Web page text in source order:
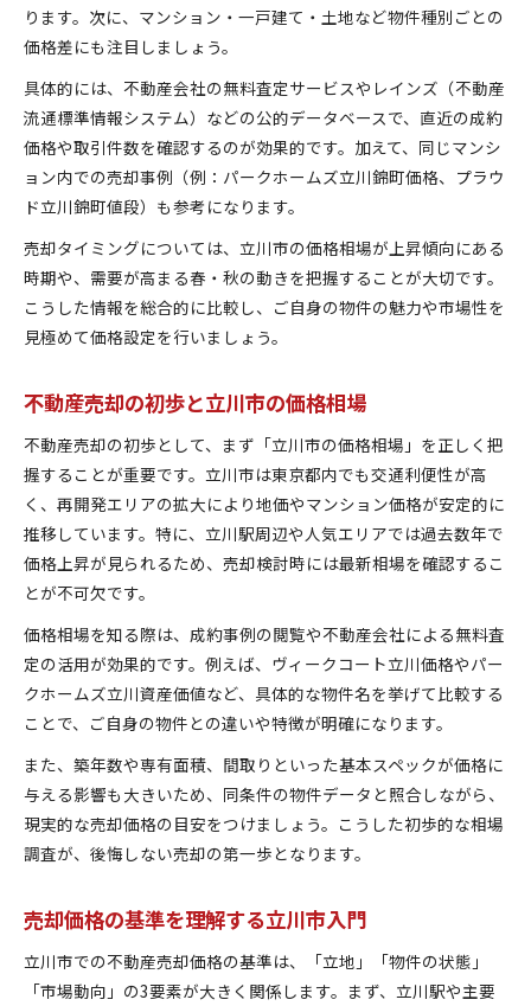
ります。次に、マンション・一戸建て・土地など物件種別ごとの
価格差にも注目しましょう。
具体的には、不動産会社の無料査定サービスやレインズ（不動産
流通標準情報システム）などの公的データベースで、直近の成約
価格や取引件数を確認するのが効果的です。加えて、同じマンシ
ョン内での売却事例（例：パークホームズ立川錦町価格、プラウ
ド立川錦町値段）も参考になります。
売却タイミングについては、立川市の価格相場が上昇傾向にある
時期や、需要が高まる春・秋の動きを把握することが大切です。
こうした情報を総合的に比較し、ご自身の物件の魅力や市場性を
見極めて価格設定を行いましょう。
不動産売却の初歩と立川市の価格相場
不動産売却の初歩として、まず「立川市の価格相場」を正しく把
握することが重要です。立川市は東京都内でも交通利便性が高
く、再開発エリアの拡大により地価やマンション価格が安定的に
推移しています。特に、立川駅周辺や人気エリアでは過去数年で
価格上昇が見られるため、売却検討時には最新相場を確認するこ
とが不可欠です。
価格相場を知る際は、成約事例の閲覧や不動産会社による無料査
定の活用が効果的です。例えば、ヴィークコート立川価格やパー
クホームズ立川資産価値など、具体的な物件名を挙げて比較する
ことで、ご自身の物件との違いや特徴が明確になります。
また、築年数や専有面積、間取りといった基本スペックが価格に
与える影響も大きいため、同条件の物件データと照合しながら、
現実的な売却価格の目安をつけましょう。こうした初歩的な相場
調査が、後悔しない売却の第一歩となります。
売却価格の基準を理解する立川市入門
立川市での不動産売却価格の基準は、「立地」「物件の状態」
「市場動向」の3要素が大きく関係します。まず、立川駅や主要